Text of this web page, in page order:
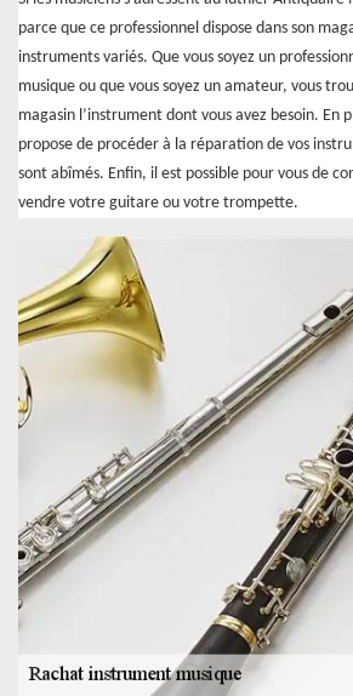
parce que ce professionnel dispose dans son
instruments variés. Que vous soyez un
musique ou que vous soyez un amateur, vous
magasin l’instrument dont vous avez besoin. En
propose de procéder à la réparation de vos
sont abîmés. Enfin, il est possible pour vous de
vendre votre guitare ou votre trompette.